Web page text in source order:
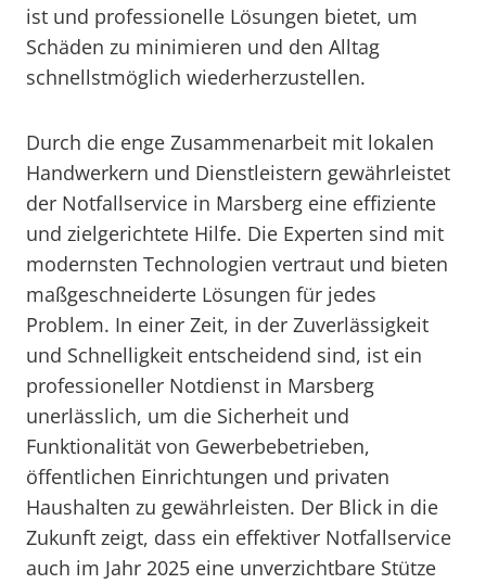
ist und professionelle Lösungen bietet, um
Schäden zu minimieren und den Alltag
schnellstmöglich wiederherzustellen.
Durch die enge Zusammenarbeit mit lokalen
Handwerkern und Dienstleistern gewährleistet
der Notfallservice in Marsberg eine effiziente
und zielgerichtete Hilfe. Die Experten sind mit
modernsten Technologien vertraut und bieten
maßgeschneiderte Lösungen für jedes
Problem. In einer Zeit, in der Zuverlässigkeit
und Schnelligkeit entscheidend sind, ist ein
professioneller Notdienst in Marsberg
unerlässlich, um die Sicherheit und
Funktionalität von Gewerbebetrieben,
öffentlichen Einrichtungen und privaten
Haushalten zu gewährleisten. Der Blick in die
Zukunft zeigt, dass ein effektiver Notfallservice
auch im Jahr 2025 eine unverzichtbare Stütze